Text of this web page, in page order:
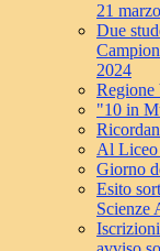
21
Due
2024
Regione
"10 in
Al Liceo
Giorno
Esito
Scienze